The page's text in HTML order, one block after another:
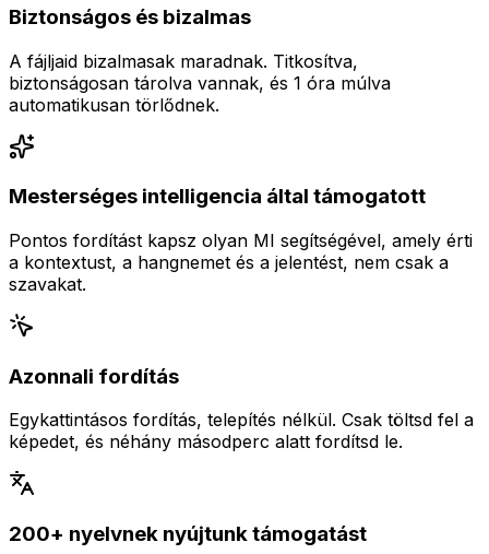
Biztonságos és bizalmas
A fájljaid bizalmasak maradnak. Titkosítva,
biztonságosan tárolva vannak, és 1 óra múlva
automatikusan törlődnek.
Mesterséges intelligencia által támogatott
Pontos fordítást kapsz olyan MI segítségével, amely érti
a kontextust, a hangnemet és a jelentést, nem csak a
szavakat.
Azonnali fordítás
Egykattintásos fordítás, telepítés nélkül. Csak töltsd fel a
képedet, és néhány másodperc alatt fordítsd le.
200+ nyelvnek nyújtunk támogatást